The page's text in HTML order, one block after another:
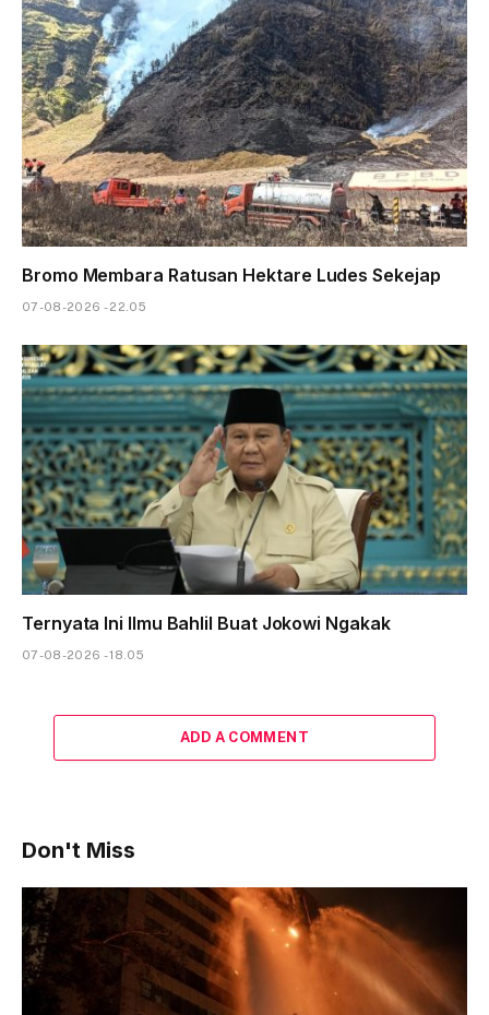
Bromo Membara Ratusan Hektare Ludes Sekejap
07-08-2026 - 22.05
Ternyata Ini Ilmu Bahlil Buat Jokowi Ngakak
07-08-2026 - 18.05
ADD A COMMENT
Don't Miss